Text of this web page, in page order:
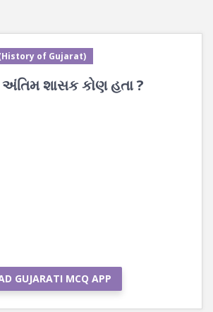
(History of Gujarat)
શાસક કોણ હતા ?
GUJARATI MCQ APP